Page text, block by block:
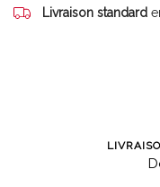
Livraison standard